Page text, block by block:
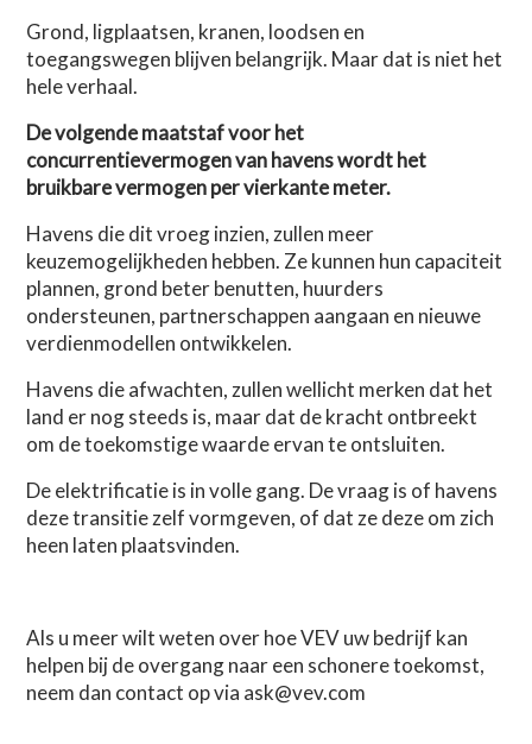
Grond, ligplaatsen, kranen, loodsen en
toegangswegen blijven belangrijk. Maar dat is niet het
hele verhaal.
De volgende maatstaf voor het
concurrentievermogen van havens wordt het
bruikbare vermogen per vierkante meter.
Havens die dit vroeg inzien, zullen meer
keuzemogelijkheden hebben. Ze kunnen hun capaciteit
plannen, grond beter benutten, huurders
ondersteunen, partnerschappen aangaan en nieuwe
verdienmodellen ontwikkelen.
Havens die afwachten, zullen wellicht merken dat het
land er nog steeds is, maar dat de kracht ontbreekt
om de toekomstige waarde ervan te ontsluiten.
De elektrificatie is in volle gang. De vraag is of havens
deze transitie zelf vormgeven, of dat ze deze om zich
heen laten plaatsvinden.
Als u meer wilt weten over hoe VEV uw bedrijf kan
helpen bij de overgang naar een schonere toekomst,
neem dan contact op via ask@vev.com